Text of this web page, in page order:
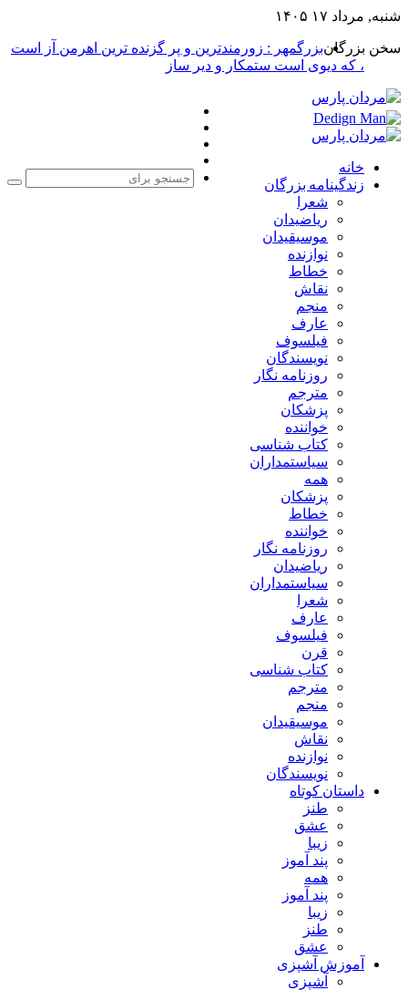
شنبه, مرداد ۱۷ ۱۴۰۵
سخن بزرگانبزرگمهر : زورمندترین و پر گزنده ترین اهرمن آز است
، که دیوی است ستمکار و دیر ساز
خانه
زندگینامه بزرگان
شعرا
ریاضیدان
موسیقیدان
نوازنده
خطاط
نقاش
منجم
عارف
فیلسوف
نویسندگان
روزنامه نگار
مترجم
پزشکان
خواننده
کتاب شناسی
سیاستمداران
همه
پزشکان
خطاط
خواننده
روزنامه نگار
ریاضیدان
سیاستمداران
شعرا
عارف
فیلسوف
قرن
کتاب شناسی
مترجم
منجم
موسیقیدان
نقاش
نوازنده
نویسندگان
داستان کوتاه
طنز
عشق
زیبا
پند آموز
همه
پند آموز
زیبا
طنز
عشق
آموزش آشپزی
آشپزی